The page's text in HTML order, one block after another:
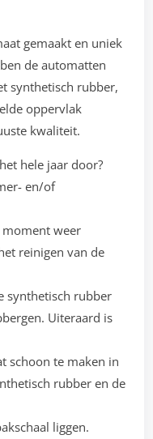
gemaakt en uniek
de automatten
synthetisch rubber,
oppervlak
kwaliteit.
hele jaar door?
en/of
weer
reinigen van de
synthetisch rubber
Uiteraard is
schoon te maken in
rubber en de
liggen.